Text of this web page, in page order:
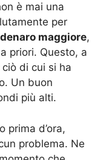
è mai una
per
maggiore,
priori. Questo, a
di cui si ha
Un buon
più alti.
prima d’ora,
problema. Ne